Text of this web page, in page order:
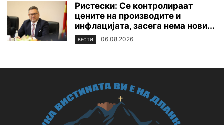
Ристески: Се контролираат
цените на производите и
инфлацијата, засега нема нови...
ВЕСТИ 06.08.2026